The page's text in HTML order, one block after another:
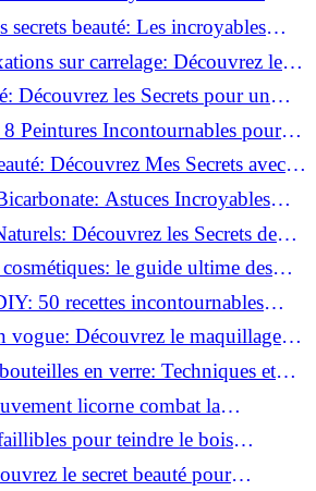
secrets beauté: Les incroyables
sur carrelage: Découvrez les
!
Découvrez les Secrets pour un
Peintures Incontournables pour
Découvrez Mes Secrets avec le
Astuces Incroyables
Découvrez les Secrets de
le guide ultime des
maison!
50 recettes incontournables
beauté naturelle!
vogue: Découvrez le maquillage
en verre: Techniques et
licorne combat la
!
pour teindre le bois
comment!
le secret beauté pour